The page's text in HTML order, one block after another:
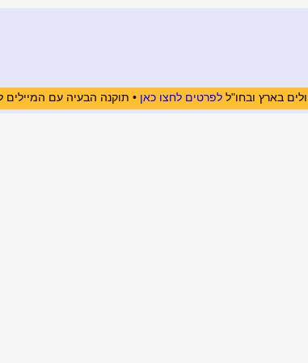
בארץ ובחו"ללפרטים לחצו כאן • תוקנה הבעיה עם